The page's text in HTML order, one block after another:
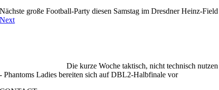
Nächste große Football-Party diesen Samstag im Dresdner Heinz-Field
Next
Die kurze Woche taktisch, nicht technisch nutzen
- Phantoms Ladies bereiten sich auf DBL2-Halbfinale vor